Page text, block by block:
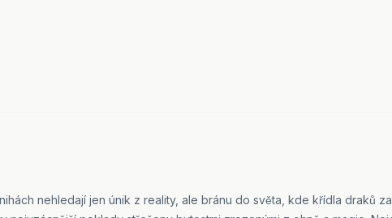
nehledají jen únik z reality, ale bránu do světa, kde křídla draků